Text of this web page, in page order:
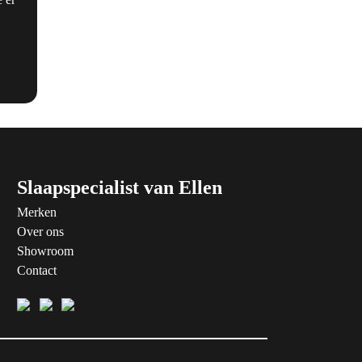
Slaapspecialist van Ellen
Merken
Over ons
Showroom
Contact